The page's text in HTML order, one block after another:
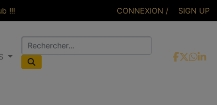
!!! CONNEXION / SIGN UP